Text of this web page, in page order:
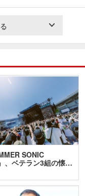
SONIC
、ベテラン3組の懐…